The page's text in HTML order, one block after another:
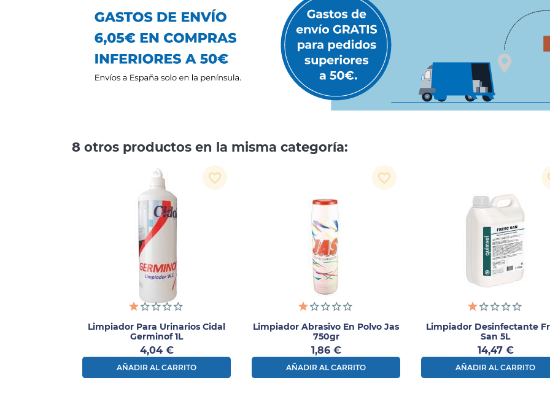
8 otros productos en la misma categoría:
Limpiador Para Urinarios Cidal
Germinof 1L
Precio
4,04 €
AÑADIR AL CARRITO
favorite_border
Limpiador Abrasivo En Polvo Jas
750gr
Precio
1,86 €
AÑADIR AL CARRITO
favorite_border
Limpiador Desinfectante
San 5L
Precio
14,47 €
AÑADIR AL CARRITO